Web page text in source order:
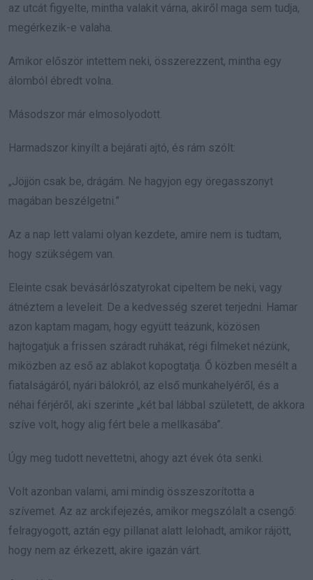
az utcát figyelte, mintha valakit várna, akiről maga sem tudja,
megérkezik-e valaha.
Amikor először intettem neki, összerezzent, mintha egy
álomból ébredt volna.
Másodszor már elmosolyodott.
Harmadszor kinyílt a bejárati ajtó, és rám szólt:
„Jöjjön csak be, drágám. Ne hagyjon egy öregasszonyt
magában beszélgetni.”
Az a nap lett valami olyan kezdete, amire nem is tudtam,
hogy szükségem van.
Eleinte csak bevásárlószatyrokat cipeltem be neki, vagy
átnéztem a leveleit. De a kedvesség szeret terjedni. Hamar
azon kaptam magam, hogy együtt teázunk, közösen
hajtogatjuk a frissen száradt ruhákat, régi filmeket nézünk,
miközben az eső az ablakot kopogtatja. Ő közben mesélt a
fiatalságáról, nyári bálokról, az első munkahelyéről, és a
néhai férjéről, aki szerinte „két bal lábbal született, de akkora
szíve volt, hogy alig fért bele a mellkasába”.
Úgy meg tudott nevettetni, ahogy azt évek óta senki.
Volt azonban valami, ami mindig összeszorította a
szívemet. Az az arckifejezés, amikor megszólalt a csengő:
felragyogott, aztán egy pillanat alatt lelohadt, amikor rájött,
hogy nem az érkezett, akire igazán várt.